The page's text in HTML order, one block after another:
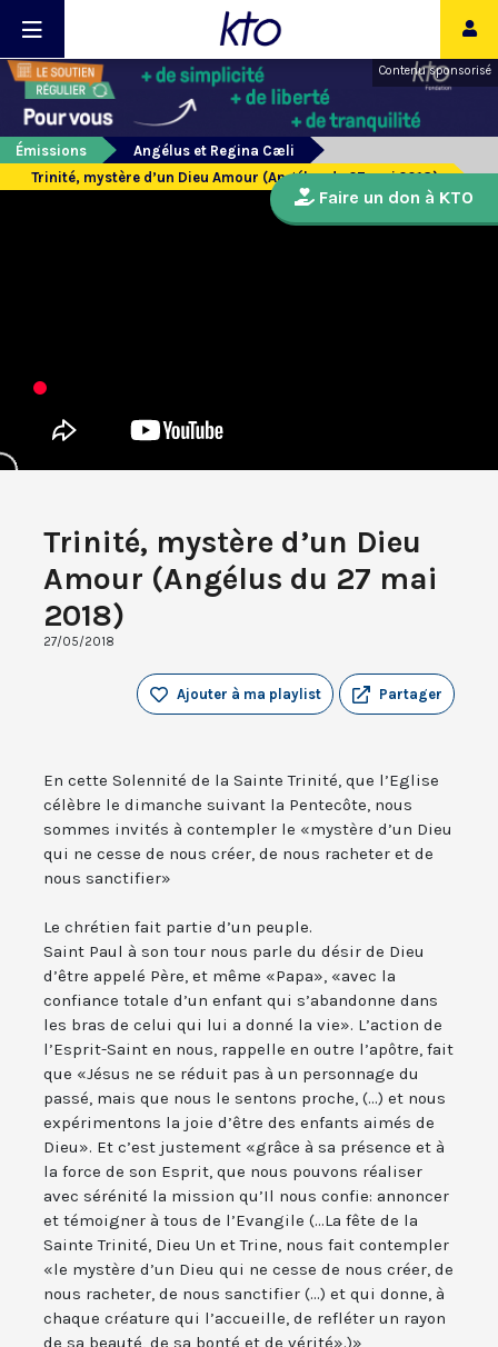
Contenu sponsorisé
Émissions
Angélus et Regina Cæli
Trinité, mystère d’un Dieu Amour (Angélus du 27 mai 2018)
Trinité, mystère d’un Dieu
Amour (Angélus du 27 mai
2018)
27/05/2018
Partager
Ajouter à ma playlist
En cette Solennité de la Sainte Trinité, que l’Eglise
célèbre le dimanche suivant la Pentecôte, nous
sommes invités à contempler le «mystère d’un Dieu
qui ne cesse de nous créer, de nous racheter et de
nous sanctifier»
Le chrétien fait partie d’un peuple.
Saint Paul à son tour nous parle du désir de Dieu
d’être appelé Père, et même «Papa», «avec la
confiance totale d’un enfant qui s’abandonne dans
les bras de celui qui lui a donné la vie». L’action de
l’Esprit-Saint en nous, rappelle en outre l’apôtre, fait
que «Jésus ne se réduit pas à un personnage du
passé, mais que nous le sentons proche, (...) et nous
expérimentons la joie d’être des enfants aimés de
Dieu». Et c’est justement «grâce à sa présence et à
la force de son Esprit, que nous pouvons réaliser
avec sérénité la mission qu’Il nous confie: annoncer
et témoigner à tous de l’Evangile (...La fête de la
Sainte Trinité, Dieu Un et Trine, nous fait contempler
«le mystère d’un Dieu qui ne cesse de nous créer, de
nous racheter, de nous sanctifier (...) et qui donne, à
chaque créature qui l’accueille, de refléter un rayon
de sa beauté, de sa bonté et de vérité».)»
Faire un don à KTO